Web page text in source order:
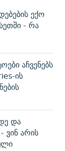
ექო
- რა
აჩვენებს
ის
და
ვინ არის